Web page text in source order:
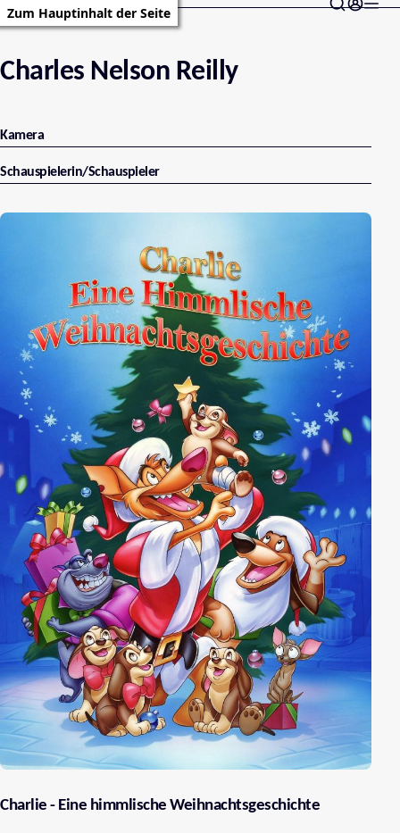
Zum Hauptinhalt der Seite
Charles Nelson Reilly
Kamera
Schauspielerin/Schauspieler
Charlie - Eine himmlische Weihnachtsgeschichte